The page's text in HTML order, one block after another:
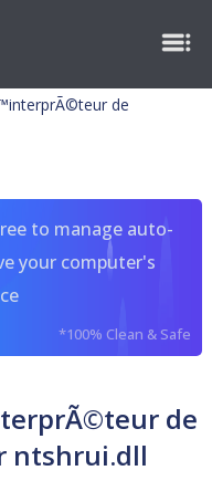
de
to manage auto-
your computer's
*100% Clean & Safe
de
ntshrui.dll